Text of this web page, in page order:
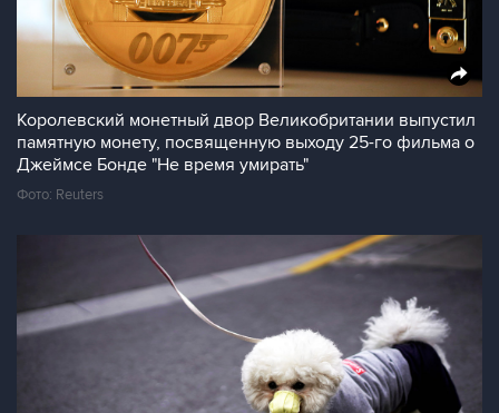
Королевский монетный двор Великобритании выпустил
памятную монету, посвященную выходу 25-го фильма о
Джеймсе Бонде "Не время умирать"
Фото: Reuters